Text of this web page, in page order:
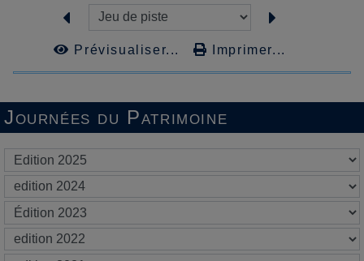
Journées du Patrimoine
Prévisualiser... Imprimer...